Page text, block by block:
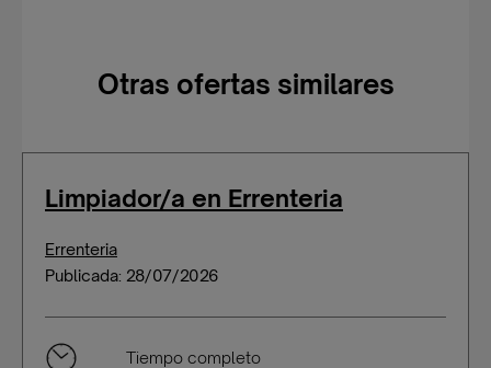
Otras ofertas similares
Limpiador/a en Errenteria
Errenteria
Publicada: 28/07/2026
Tiempo completo